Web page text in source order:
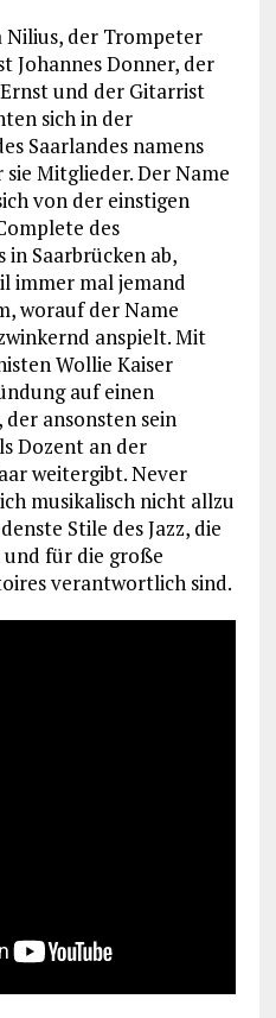
Nilius, der Trompeter
Johannes Donner, der
und der Gitarrist
sich in der
Saarlandes namens
Mitglieder. Der Name
von der einstigen
des
in Saarbrücken ab,
immer mal jemand
worauf der Name
anspielt. Mit
Wollie Kaiser
auf einen
ansonsten sein
Dozent an der
weitergibt. Never
musikalisch nicht allzu
Stile des Jazz, die
und für die große
verantwortlich sind.